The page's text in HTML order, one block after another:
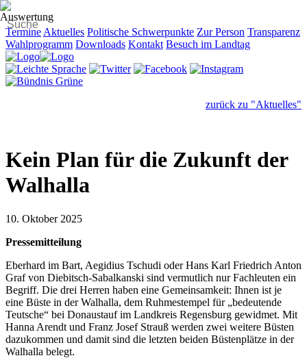
Termine Aktuelles Politische Schwerpunkte Zur Person Transparenz
Wahlprogramm Downloads Kontakt Besuch im Landtag
zurück zu "Aktuelles"
Kein Plan für die Zukunft der
Walhalla
10. Oktober 2025
Pressemitteilung
Eberhard im Bart, Aegidius Tschudi oder Hans Karl Friedrich Anton
Graf von Diebitsch-Sabalkanski sind vermutlich nur Fachleuten ein
Begriff. Die drei Herren haben eine Gemeinsamkeit: Ihnen ist je
eine Büste in der Walhalla, dem Ruhmestempel für „bedeutende
Teutsche“ bei Donaustauf im Landkreis Regensburg gewidmet. Mit
Hanna Arendt und Franz Josef Strauß werden zwei weitere Büsten
dazukommen und damit sind die letzten beiden Büstenplätze in der
Walhalla belegt.